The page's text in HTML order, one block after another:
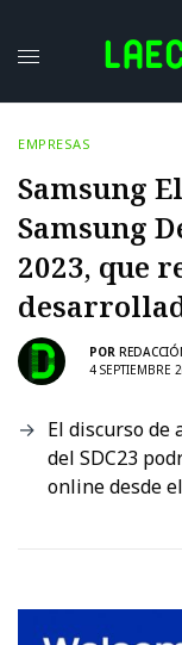
EMPRESAS
Samsung
Samsung
2023, que
POR
4 SEPTIEMBRE
El discurso de
del SDC23
online desde